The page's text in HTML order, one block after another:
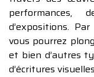
d’expositions.
vous pourrez
et bien d’autres
d’écritures